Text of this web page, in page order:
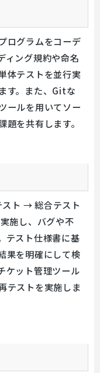
ログラムをコーデ
ィング規約や命名
体テストを並行実
す。また、Gitな
ールを用いてソー
題を共有します。
ト → 総合テスト
施し、バグや不
テスト仕様書に基
果を明確にして検
ケット管理ツール
テストを実施しま